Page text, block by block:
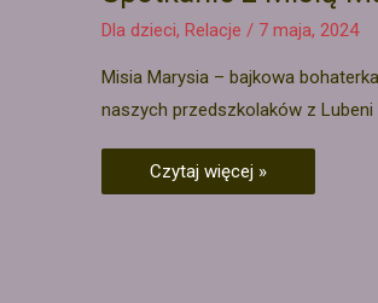
Dla dzieci,Relacje / 7 maja, 2024
Misia Marysia – bajkowa
naszych przedszkolaków z Lubeni
Czytaj więcej »